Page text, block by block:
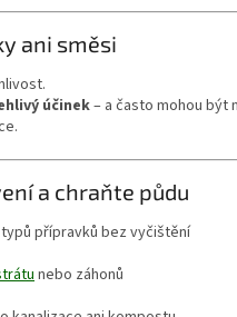
ani směsi
účinek– a často mohou být
a chraňte půdu
přípravků bez vyčištění
nebo záhonů